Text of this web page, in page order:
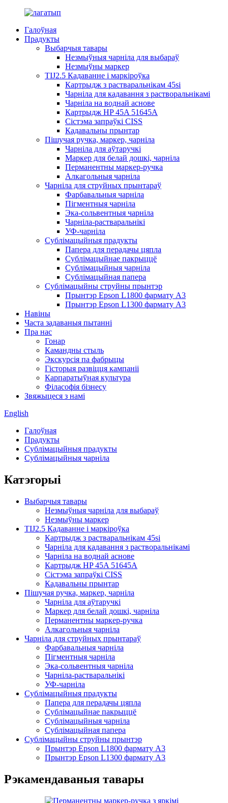
Галоўная
Прадукты
Выбарчыя тавары
Незмыўныя чарніла для выбараў
Незмыўны маркер
TIJ2.5 Кадаванне і маркіроўка
Картрыдж з растваральнікам 45si
Чарніла для кадавання з растворальнікамі
Чарніла на воднай аснове
Картрыдж HP 45A 51645A
Сістэма запраўкі CISS
Кадавальны прынтар
Пішучая ручка, маркер, чарніла
Чарніла для аўтаручкі
Маркер для белай дошкі, чарніла
Перманентны маркер-ручка
Алкагольныя чарніла
Чарніла для струйных прынтараў
Фарбавальныя чарніла
Пігментныя чарніла
Эка-сольвентныя чарніла
Чарніла-растваральнікі
УФ-чарніла
Сублімацыйныя прадукты
Папера для перадачы цяпла
Сублімацыйнае пакрыццё
Сублімацыйныя чарніла
Сублімацыйная папера
Сублімацыйны струйны прынтэр
Прынтэр Epson L1800 фармату A3
Прынтэр Epson L1300 фармату A3
Навіны
Часта задаваныя пытанні
Пра нас
Гонар
Камандны стыль
Экскурсія па фабрыцы
Гісторыя развіцця кампаніі
Карпаратыўная культура
Філасофія бізнесу
Звяжыцеся з намі
English
Галоўная
Прадукты
Сублімацыйныя прадукты
Сублімацыйныя чарніла
Катэгорыі
Выбарчыя тавары
Незмыўныя чарніла для выбараў
Незмыўны маркер
TIJ2.5 Кадаванне і маркіроўка
Картрыдж з растваральнікам 45si
Чарніла для кадавання з растворальнікамі
Чарніла на воднай аснове
Картрыдж HP 45A 51645A
Сістэма запраўкі CISS
Кадавальны прынтар
Пішучая ручка, маркер, чарніла
Чарніла для аўтаручкі
Маркер для белай дошкі, чарніла
Перманентны маркер-ручка
Алкагольныя чарніла
Чарніла для струйных прынтараў
Фарбавальныя чарніла
Пігментныя чарніла
Эка-сольвентныя чарніла
Чарніла-растваральнікі
УФ-чарніла
Сублімацыйныя прадукты
Папера для перадачы цяпла
Сублімацыйнае пакрыццё
Сублімацыйныя чарніла
Сублімацыйная папера
Сублімацыйны струйны прынтэр
Прынтэр Epson L1800 фармату A3
Прынтэр Epson L1300 фармату A3
Рэкамендаваныя тавары